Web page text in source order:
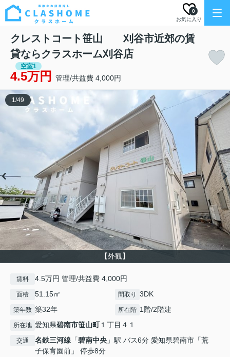
お気に入り
0
クレストコート笹山 刈谷市近郊の賃
貸ならクラスホーム刈谷店
空室1
4.5万円 管理/共益費 4,000円
【外観】
1/49
賃料 4.5万円 管理/共益費 4,000円
面積 51.15㎡ 間取り 3DK
築年数 築32年 所在階 1階/2階建
所在地 愛知県碧南市笹山町１丁目４１
交通 名鉄三河線 「碧南中央 」駅 バス6分 愛知県碧南市「荒
子保育園前」 停歩8分